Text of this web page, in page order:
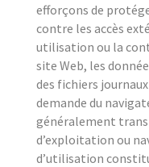
efforçons de
contre les accès
utilisation ou la
site Web, les
des fichiers
demande du
généralement
d’exploitation ou
d’utilisation